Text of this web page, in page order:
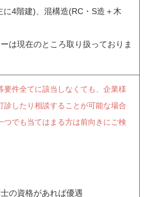
に4階建)、混構造(RC・S造＋木
は現在のところ取り扱っておりま
件全てに該当しなくても、企業様
診したり相談することが可能な場合
つでも当てはまる方は前向きにご検
の資格があれば優遇